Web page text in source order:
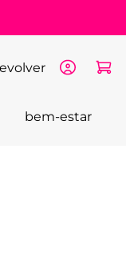
bem-estar